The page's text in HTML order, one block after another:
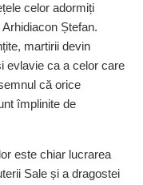
celor adormiți
Ștefan.
martirii devin
evlavie ca a celor care
că orice
împlinite de
este chiar lucrarea
Sale și a dragostei